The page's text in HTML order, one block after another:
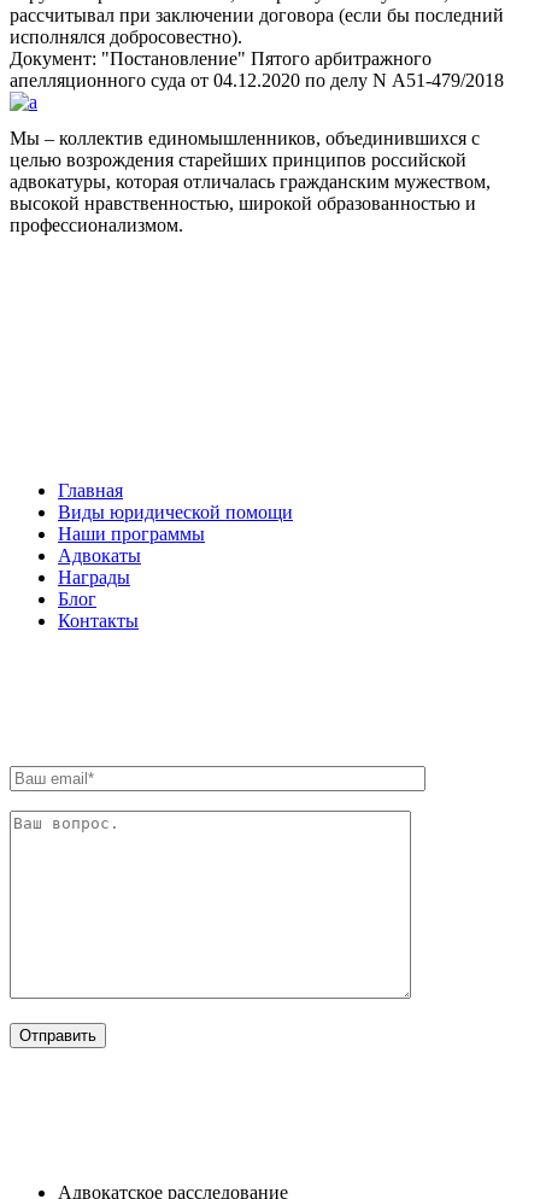
рассчитывал при заключении договора (если бы последний
исполнялся добросовестно).
Документ:
Постановление
Пятого арбитражного
апелляционного суда от 04.12.2020 по делу N А51-479/2018
Мы – коллектив единомышленников, объединившихся с
целью возрождения старейших принципов российской
адвокатуры, которая отличалась гражданским мужеством,
высокой нравственностью, широкой образованностью и
профессионализмом.
Главная
Виды юридической помощи
Наши программы
Адвокаты
Награды
Блог
Контакты
Адвокатское расследование